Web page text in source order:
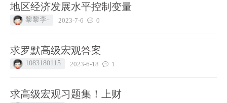
地区经济发展水平控制变量
黎黎李- 2023-7-6 0
求罗默高级宏观答案
1083180115 2023-6-18 1
求高级宏观习题集！上财